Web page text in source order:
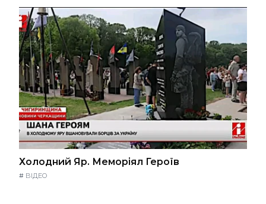
Холодний Яр. Меморіял Героїв
# ВІДЕО